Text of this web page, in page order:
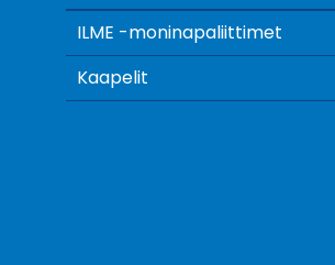
ILME -moninapaliittimet
Kaapelit